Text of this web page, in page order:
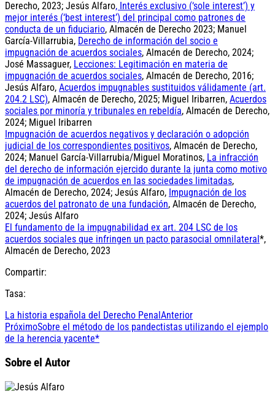
Derecho, 2023; Jesús Alfaro, Interés exclusivo (‘sole interest’) y
mejor interés (‘best interest’) del principal como patrones de
conducta de un fiduciario, Almacén de Derecho 2023; Manuel
García-Villarrubia, Derecho de información del socio e
impugnación de acuerdos sociales, Almacén de Derecho, 2024;
José Massaguer, Lecciones: Legitimación en materia de
impugnación de acuerdos sociales, Almacén de Derecho, 2016;
Jesús Alfaro, Acuerdos impugnables sustituidos válidamente (art.
204.2 LSC), Almacén de Derecho, 2025; Miguel Iribarren, Acuerdos
sociales por minoría y tribunales en rebeldía, Almacén de Derecho,
2024; Miguel Iribarren
Impugnación de acuerdos negativos y declaración o adopción
judicial de los correspondientes positivos, Almacén de Derecho,
2024; Manuel García-Villarrubia/Miguel Moratinos, La infracción
del derecho de información ejercido durante la junta como motivo
de impugnación de acuerdos en las sociedades limitadas,
Almacén de Derecho, 2024; Jesús Alfaro, Impugnación de los
acuerdos del patronato de una fundación, Almacén de Derecho,
2024; Jesús Alfaro
El fundamento de la impugnabilidad ex art. 204 LSC de los
acuerdos sociales que infringen un pacto parasocial omnilateral *,
Almacén de Derecho, 2023
Compartir:
Tasa:
La historia española del Derecho Penal Anterior
PróximoSobre el método de los pandectistas utilizando el ejemplo
de la herencia yacente*
Sobre el Autor